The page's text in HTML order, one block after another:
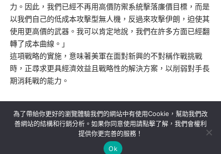
力。因此，我們已經不再用高價防禦系統擊落廉價目標，而是
以我們自己的低成本攻擊型無人機，反過來攻擊伊朗，迫使其
使用更高價的武器。我可以肯定地說，我們在許多方面已經翻
轉了成本曲線。」
這項戰略的實施，意味著美軍在面對新興的不對稱作戰挑戰
時，正尋求更具經濟效益且戰略性的解決方案，以削弱對手長
期消耗戰的能力。
關於我們 隱私權政策 聯絡我們
為了帶給你更好的瀏覽體驗我們的網站中有使用Cookie，幫助我們改
善網站的結構和行銷分析。如果你同意使用請點擊了解，我們會權利
提供你更完善的服務！
Ok